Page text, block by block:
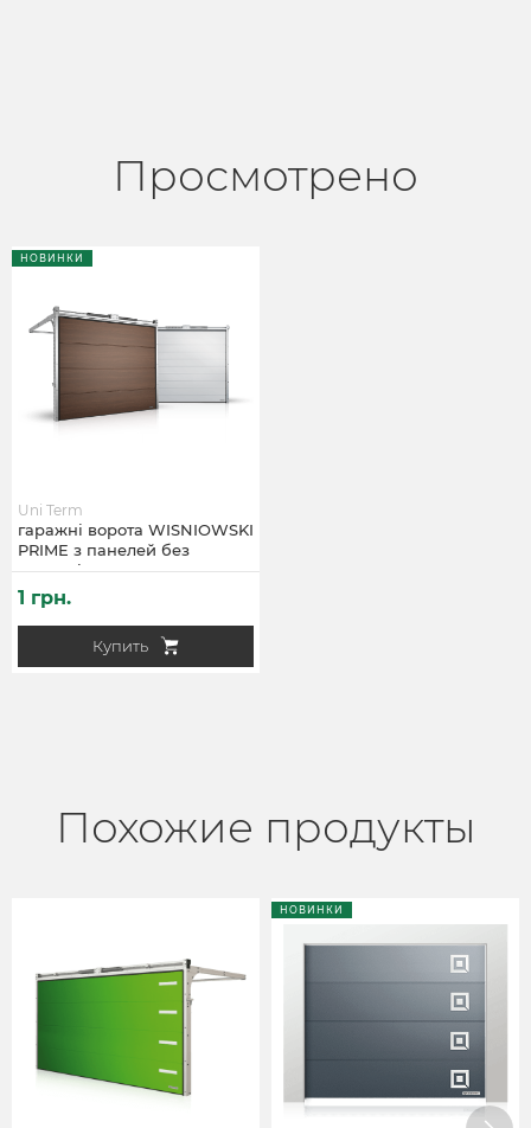
Просмотрено
НОВИНКИ
гаражні ворота WISNIOWSKI
PRIME з панелей без
рельєфів
Uni Term
Купить
1 грн.
Похожие продукты
НОВИНКИ